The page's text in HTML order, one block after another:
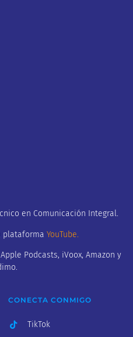
en Comunicación Integral.
plataforma YouTube.
Podcasts, iVoox, Amazon y
CONECTA CONMIGO
TikTok